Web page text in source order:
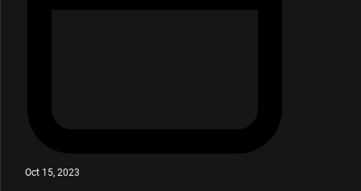
Oct 15, 2023